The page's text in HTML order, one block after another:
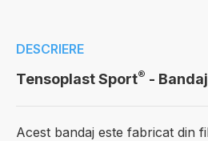
DESCRIERE
Tensoplast Sport® -
Acest bandaj este fabricat din